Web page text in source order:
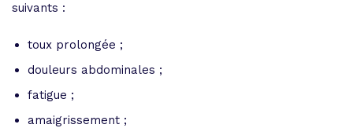
suivants :
toux prolongée ;
douleurs abdominales ;
fatigue ;
amaigrissement ;